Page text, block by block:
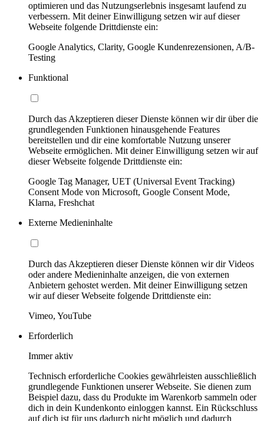
optimieren und das Nutzungserlebnis insgesamt laufend zu
verbessern. Mit deiner Einwilligung setzen wir auf dieser
Webseite folgende Drittdienste ein:
Google Analytics, Clarity, Google Kundenrezensionen, A/B-
Testing
Funktional
Durch das Akzeptieren dieser Dienste können wir dir über die
grundlegenden Funktionen hinausgehende Features
bereitstellen und dir eine komfortable Nutzung unserer
Webseite ermöglichen. Mit deiner Einwilligung setzen wir auf
dieser Webseite folgende Drittdienste ein:
Google Tag Manager, UET (Universal Event Tracking)
Consent Mode von Microsoft, Google Consent Mode,
Klarna, Freshchat
Externe Medieninhalte
Durch das Akzeptieren dieser Dienste können wir dir Videos
oder andere Medieninhalte anzeigen, die von externen
Anbietern gehostet werden. Mit deiner Einwilligung setzen
wir auf dieser Webseite folgende Drittdienste ein:
Vimeo, YouTube
Erforderlich
Immer aktiv
Technisch erforderliche Cookies gewährleisten ausschließlich
grundlegende Funktionen unserer Webseite. Sie dienen zum
Beispiel dazu, dass du Produkte im Warenkorb sammeln oder
dich in dein Kundenkonto einloggen kannst. Ein Rückschluss
auf dich ist für uns dadurch nicht möglich und dadurch